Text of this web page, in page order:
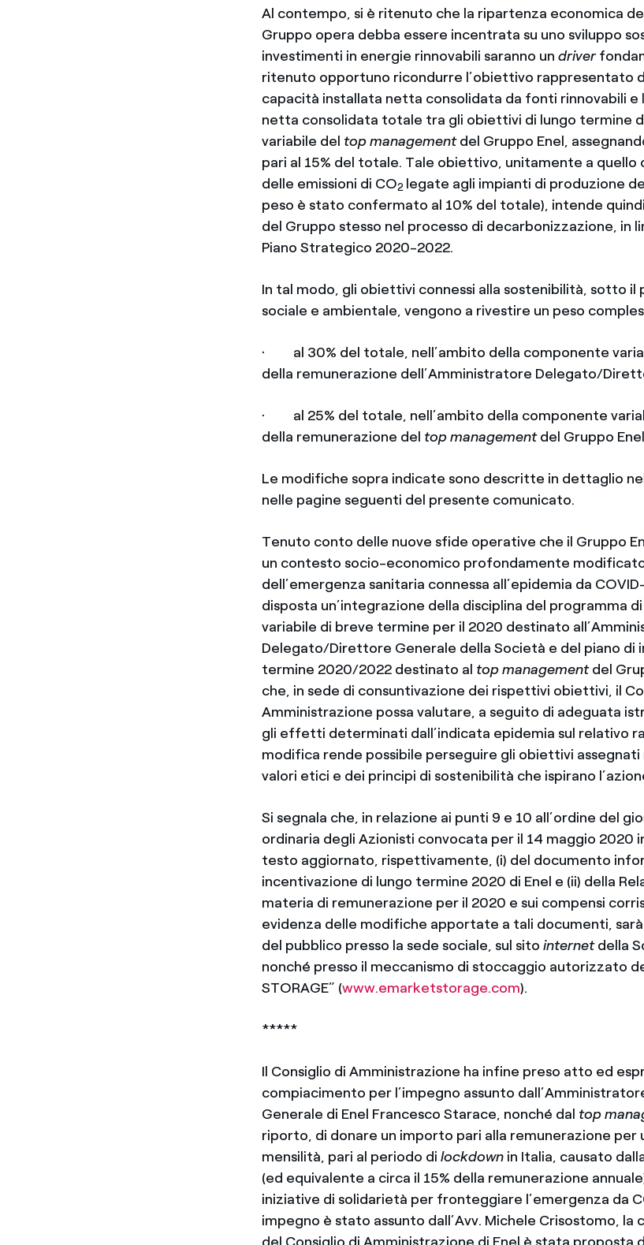
Al contempo, si è ritenuto che la ripartenza economica
Gruppo opera debba essere incentrata su uno sviluppo
investimenti in energie rinnovabili saranno undriver
ritenuto opportuno ricondurre l’obiettivo rappresentato
capacità installata netta consolidata da fonti rinnovabili e
netta consolidata totale tra gli obiettivi di lungo termine
variabile del top managementdel Gruppo Enel,
pari al 15% del totale. Tale obiettivo, unitamente a quello
delle emissioni di CO2 legate agli impianti di produzione
peso è stato confermato al 10% del totale), intende
del Gruppo stesso nel processo di decarbonizzazione, in
Piano Strategico 2020-2022.
In tal modo, gli obiettivi connessi alla sostenibilità, sotto
sociale e ambientale, vengono a rivestire un peso
· al 30% del totale, nell’ambito della componente
della remunerazione dell’Amministratore Delegato/
· al 25% del totale, nell’ambito della componente
della remunerazione del top managementdel Gruppo
Le modifiche sopra indicate sono descritte in dettaglio
nelle pagine seguenti del presente comunicato.
Tenuto conto delle nuove sfide operative che il Gruppo
un contesto socio-economico profondamente
dell’emergenza sanitaria connessa all’epidemia da
disposta un’integrazione della disciplina del programma
variabile di breve termine per il 2020 destinato
Delegato/Direttore Generale della Società e del piano di
termine 2020/2022 destinato al topmanagementdel
che, in sede di consuntivazione dei rispettivi obiettivi, il
Amministrazione possa valutare, a seguito di adeguata
gli effetti determinati dall’indicata epidemia sul relativo
modifica rende possibile perseguire gli obiettivi
valori etici e dei principi di sostenibilità che ispirano
Si segnala che, in relazione ai punti 9 e 10 all’ordine del
ordinaria degli Azionisti convocata per il 14 maggio 2020
testo aggiornato, rispettivamente, (i) del documento
incentivazione di lungo termine 2020 di Enel e (ii) della
materia di remunerazione per il 2020 e sui compensi
evidenza delle modifiche apportate a tali documenti, sarà
del pubblico presso la sede sociale, sul sitointernetdella
nonché presso il meccanismo di stoccaggio autorizzato
STORAGE” (www.emarketstorage.com).
*****
Il Consiglio di Amministrazione ha infine preso atto ed
compiacimento per l’impegno assunto
Generale di Enel Francesco Starace, nonché dal top
riporto, di donare un importo pari alla remunerazione per
mensilità, pari al periodo dilockdown in Italia, causato
(ed equivalente a circa il 15% della remunerazione
iniziative di solidarietà per fronteggiare l’emergenza da
impegno è stato assunto dall’Avv. Michele Crisostomo, la